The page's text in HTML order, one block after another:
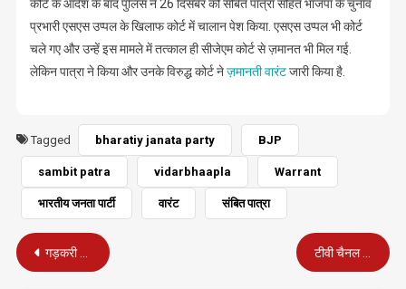
कोर्ट के आदेश के बाद पुलिस ने 26 दिसंबर को संबित पात्रा सहित भाजपा के चुनाव
प्रभारी एसएस उप्पल के खिलाफ कोर्ट में चालान पेश किया. एसएस उप्पल भी कोर्ट
चले गए और उन्हें इस मामले में तत्काल ही सीजेएम कोर्ट से ज़मानत भी मिल गई.
लेकिन पात्रा ने किया और उनके विरुद्ध कोर्ट नेज़मानती वारंटजारी किया है.
Tagged bharatiy janata party BJP
sambit patra vidarbhaapla Warrant
भारतीय जनता पार्टी वारंट संबित पात्रा
Post
गड़करी के हालिया बयान : क्या यह है कोई सोची-समझी चाल?